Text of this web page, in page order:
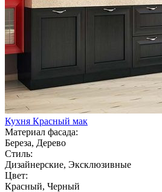
Кухня Красный мак
Материал фасада:
Береза, Дерево
Стиль:
Дизайнерские, Эксклюзивные
Цвет:
Красный, Черный